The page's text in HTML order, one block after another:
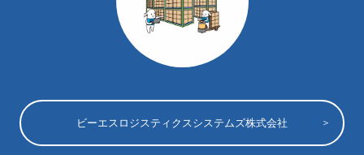
ビーエスロジスティクスシステムズ株式会社